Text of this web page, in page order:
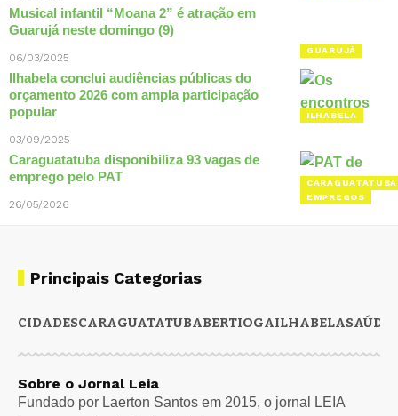
GUARUJÁ
Musical infantil “Moana 2” é atração em
Guarujá neste domingo (9)
06/03/2025
ILHABELA
Ilhabela conclui audiências públicas do
orçamento 2026 com ampla participação
popular
03/09/2025
CARAGUATATUBA
EMPREGOS
Caraguatatuba disponibiliza 93 vagas de
emprego pelo PAT
26/05/2026
Principais Categorias
CIDADESCARAGUATATUBABERTIOGAILHABELASAÚDE
Sobre o Jornal Leia
Fundado por Laerton Santos em 2015, o jornal LEIA